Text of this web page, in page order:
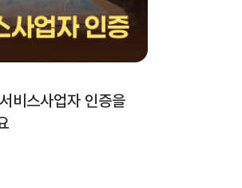
비스사업자 인증을